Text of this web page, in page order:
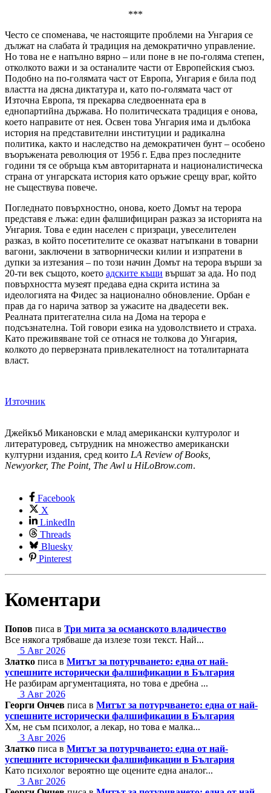
***
Често се споменава, че настоящите проблеми на Унгария се
дължат на слабата ѝ традиция на демократично управление.
Но това не е напълно вярно – или поне в не по-голяма степен,
отколкото важи и за останалите части от Европейския съюз.
Подобно на по-голямата част от Европа, Унгария е била под
властта на дясна диктатура и, като по-голямата част от
Източна Европа, тя прекарва следвоенната ера в
еднопартийна държава. Но политическата традиция е онова,
което направите от нея. Освен това Унгария има и дълбока
история на представителни институции и радикална
политика, както и наследство на демократичен бунт – особено
въоръжената революция от 1956 г. Едва през последните
години тя се обръща към авторитарната и националистическа
страна от унгарската история като оръжие срещу враг, който
не съществува повече.
Погледнато повърхностно, онова, което Домът на терора
представя е лъжа: един фалшифициран разказ за историята на
Унгария. Това е един населен с призраци, увеселителен
разказ, в който посетителите се оказват натъпкани в товарни
вагони, заключени в затворнически килии и изпратени в
дупки за изтезания – по този начин Домът на терора върши за
20-ти век същото, което адските къщи вършат за ада. Но под
повърхността музеят предава една скрита истина за
идеологията на Фидес за национално обновление. Орбан е
прав да го нарича затвор за ужасите на двадесети век.
Реалната притегателна сила на Дома на терора е
подсъзнателна. Той говори езика на удоволствието и страха.
Като преживяване той се отнася не толкова до Унгария,
колкото до перверзната привлекателност на тоталитарната
власт.
Източник
Джейкъб Микановски е млад американски културолог и
литературовед, сътрудник на множество американски
културни издания, сред които LA Review of Books,
Newyorker, The Point, The Awl и HiLoBrow.com.
Facebook
X
LinkedIn
Threads
Bluesky
Pinterest
Коментари
Попов писа в Три мита за османското владичество
Все някога трябваше да излезе този текст. Най...
5 Авг 2026
Златко писа в Митът за потурчването: една от най-
успешните исторически фалшификации в България
Не разбирам аргументацията, но това е дребна ...
3 Авг 2026
Георги Ончев писа в Митът за потурчването: една от най-
успешните исторически фалшификации в България
Хм, не съм психолог, а лекар, но това е малка...
3 Авг 2026
Златко писа в Митът за потурчването: една от най-
успешните исторически фалшификации в България
Като психолог вероятно ще оцените една аналог...
3 Авг 2026